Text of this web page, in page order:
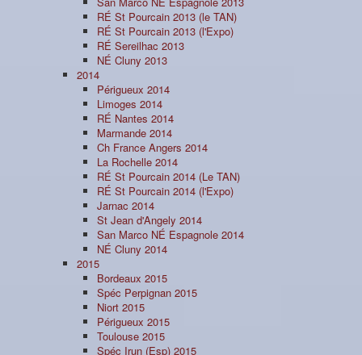
RÉ St Pourcain 2013 (le TAN)
RÉ St Pourcain 2013 (l'Expo)
RÉ Sereilhac 2013
NÉ Cluny 2013
2014
Périgueux 2014
Limoges 2014
RÉ Nantes 2014
Marmande 2014
Ch France Angers 2014
La Rochelle 2014
RÉ St Pourcain 2014 (Le TAN)
RÉ St Pourcain 2014 (l'Expo)
Jarnac 2014
St Jean d'Angely 2014
San Marco NÉ Espagnole 2014
NÉ Cluny 2014
2015
Bordeaux 2015
Spéc Perpignan 2015
Niort 2015
Périgueux 2015
Toulouse 2015
Spéc Irun (Esp) 2015